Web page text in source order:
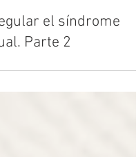
el síndrome
Parte 2